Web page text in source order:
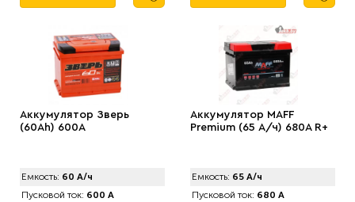
Аккумулятор Зверь
(60Ah) 600A
Емкость: 60 А/ч
Пусковой ток: 600 А
Аккумулятор MAFF
Premium (65 А/ч) 680А R+
Емкость: 65 А/ч
Пусковой ток: 680 А